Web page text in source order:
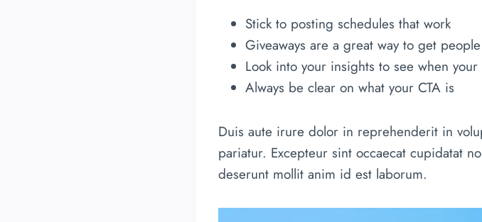
Stick to posting schedules that work
Giveaways are a great way to get
Look into your insights to see when
Always be clear on what your CTA is
Duis aute irure dolor in reprehenderit in
pariatur. Excepteur sint occaecat cupidatat
deserunt mollit anim id est laborum.